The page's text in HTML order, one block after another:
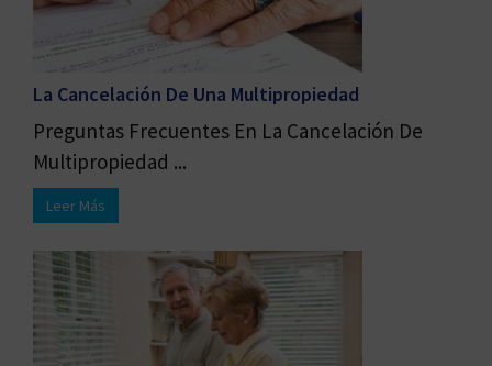
La Cancelación De Una Multipropiedad
Preguntas Frecuentes En La Cancelación De
Multipropiedad ...
Leer Más